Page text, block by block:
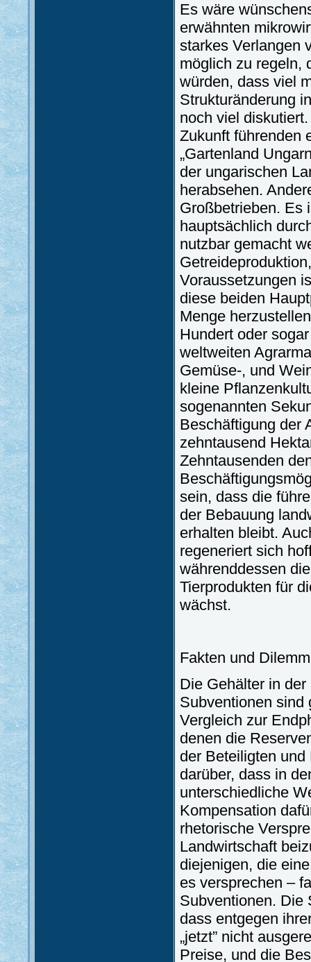
Es wäre
erwähnten
starkes Verlangen
möglich zu regeln,
würden, dass viel
Strukturänderung
noch viel
Zukunft führenden
„Gartenland
der ungarischen
herabsehen.
Großbetrieben. Es
hauptsächlich
nutzbar gemacht
Voraussetzungen
diese beiden
Menge
Hundert oder
weltweiten
Gemüse-, und
kleine
sogenannten
Beschäftigung der
zehntausend
Zehntausenden
sein, dass die
der Bebauung
erhalten bleibt.
regeneriert sich
währenddessen
Tierprodukten für
wächst.
Fakten und
Die Gehälter in
Subventionen sind
Vergleich zur
denen die
der Beteiligten
darüber, dass in
unterschiedliche
Kompensation
rhetorische
Landwirtschaft
diejenigen, die
es versprechen –
Subventionen. Die
dass entgegen
„jetzt” nicht
Preise, und die